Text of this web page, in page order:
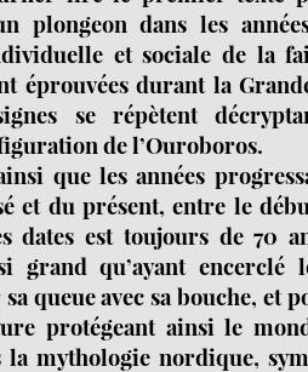
plongeon dans les
et sociale de la
éprouvées durant la
se répètent
de l’Ouroboros.
que les années
et du présent, entre le
dates est toujours de 70
grand qu’ayant encerclé
queue avec sa bouche, et
protégeant ainsi le
la mythologie nordique,